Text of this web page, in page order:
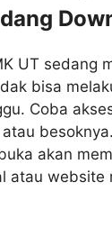
UT sedang
bisa
Coba
akan
atau website